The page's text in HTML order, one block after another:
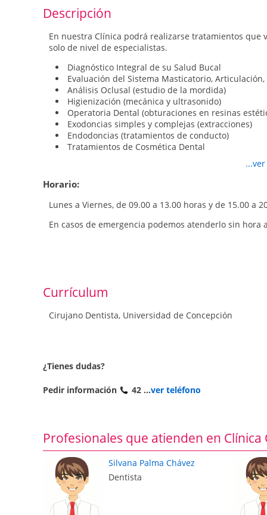
Descripción
En nuestra Clínica podrá realizarse tratamientos
solo de nivel de especialistas.
Diagnóstico Integral de su Salud Bucal
Evaluación del Sistema Masticatorio,
Análisis Oclusal (estudio de la mordida)
Higienización (mecánica y ultrasonido)
Operatoria Dental (obturaciones en resinas
Exodoncias simples y complejas (extracciones)
Endodoncias (tratamientos de conducto)
Tratamientos de Cosmética Dental
Cirugía de Implantes
Rehabilitación Oral Compleja
Horario:
Lunes a Viernes, de 09.00 a 13.00 horas y de 15.00 a
En casos de emergencia podemos atenderlo sin hora
Currículum
Cirujano Dentista, Universidad de Concepción
¿Tienes dudas?
Pedir información 42 ...ver teléfono
Profesionales que atienden en
Silvana Palma Chávez
Dentista